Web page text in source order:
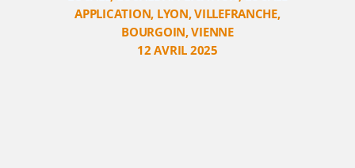
APPLICATION, LYON,VILLEFRANCHE,
BOURGOIN,VIENNE
12 AVRIL 2025